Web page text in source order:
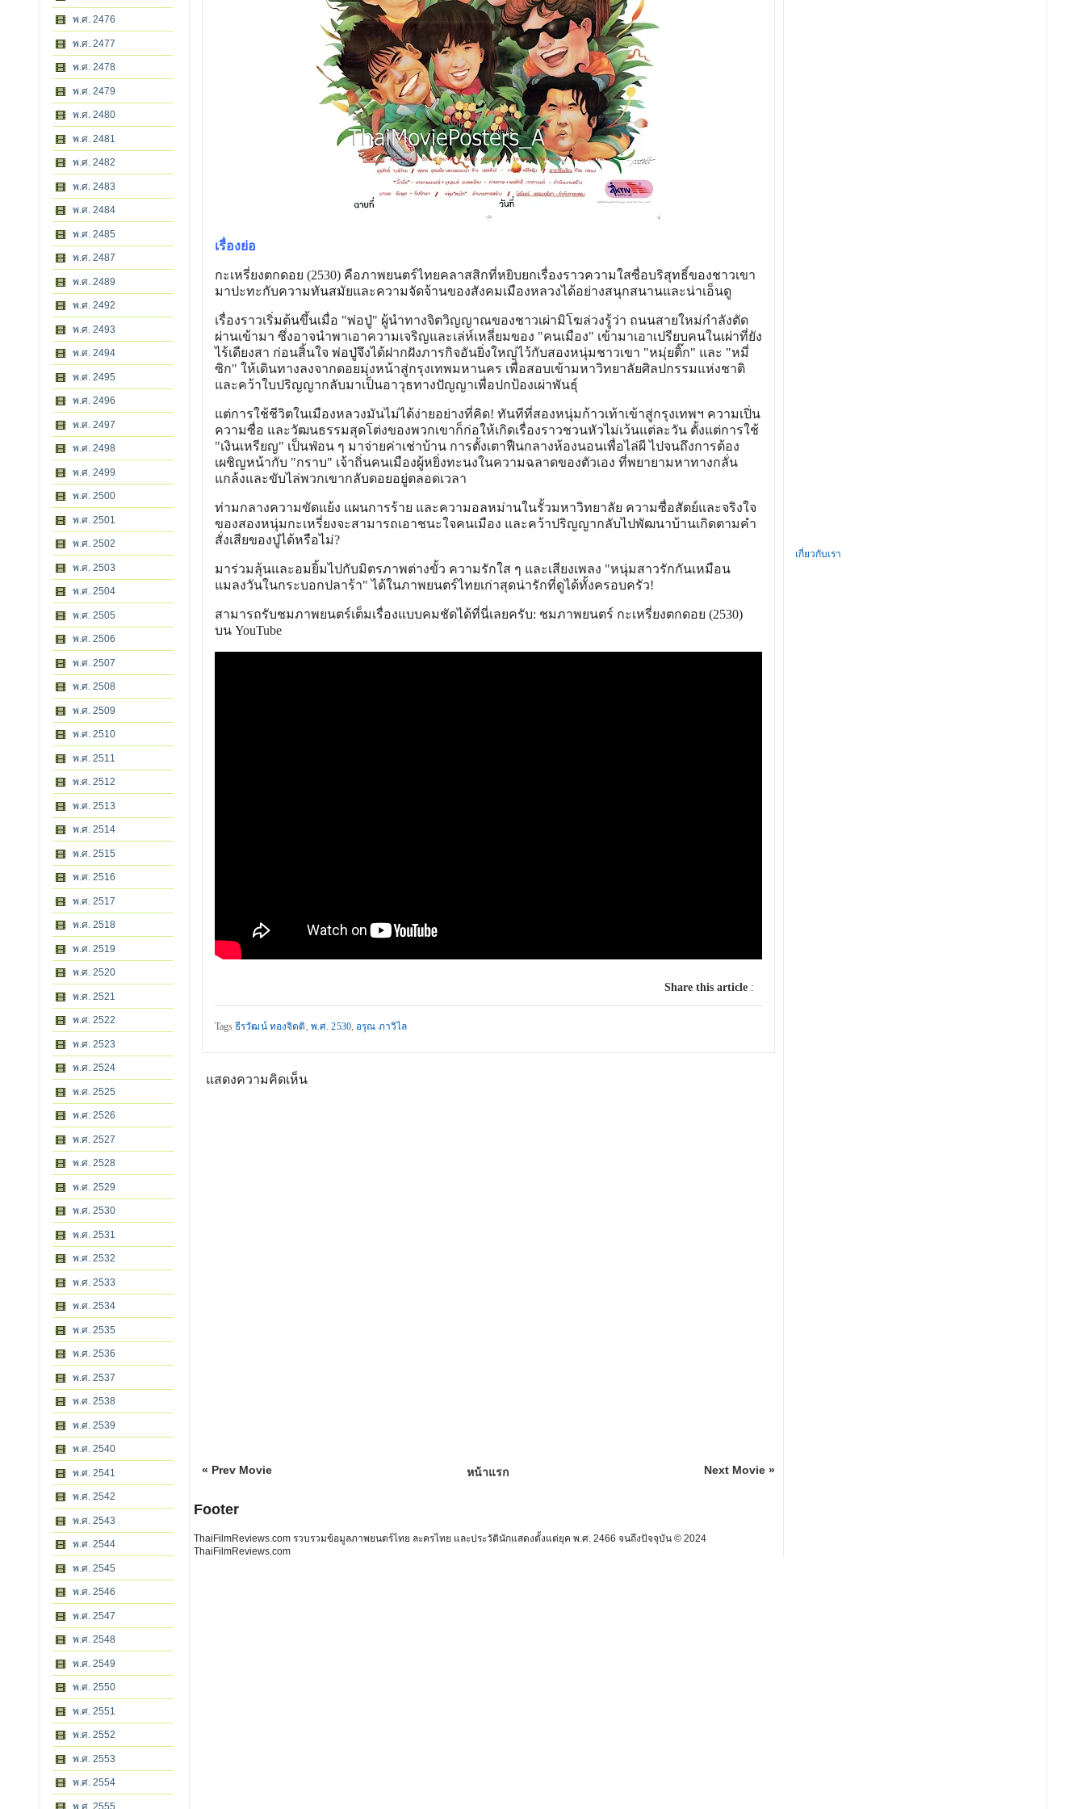
พ.ศ. 2476
พ.ศ. 2477
พ.ศ. 2478
พ.ศ. 2479
พ.ศ. 2480
พ.ศ. 2481
พ.ศ. 2482
พ.ศ. 2483
พ.ศ. 2484
พ.ศ. 2485
พ.ศ. 2487
พ.ศ. 2489
พ.ศ. 2492
พ.ศ. 2493
พ.ศ. 2494
พ.ศ. 2495
พ.ศ. 2496
พ.ศ. 2497
พ.ศ. 2498
พ.ศ. 2499
พ.ศ. 2500
พ.ศ. 2501
พ.ศ. 2502
พ.ศ. 2503
พ.ศ. 2504
พ.ศ. 2505
พ.ศ. 2506
พ.ศ. 2507
พ.ศ. 2508
พ.ศ. 2509
พ.ศ. 2510
พ.ศ. 2511
พ.ศ. 2512
พ.ศ. 2513
พ.ศ. 2514
พ.ศ. 2515
พ.ศ. 2516
พ.ศ. 2517
พ.ศ. 2518
พ.ศ. 2519
พ.ศ. 2520
พ.ศ. 2521
พ.ศ. 2522
พ.ศ. 2523
พ.ศ. 2524
พ.ศ. 2525
พ.ศ. 2526
พ.ศ. 2527
พ.ศ. 2528
พ.ศ. 2529
พ.ศ. 2530
พ.ศ. 2531
พ.ศ. 2532
พ.ศ. 2533
พ.ศ. 2534
พ.ศ. 2535
พ.ศ. 2536
พ.ศ. 2537
พ.ศ. 2538
พ.ศ. 2539
พ.ศ. 2540
พ.ศ. 2541
พ.ศ. 2542
พ.ศ. 2543
พ.ศ. 2544
พ.ศ. 2545
พ.ศ. 2546
พ.ศ. 2547
พ.ศ. 2548
พ.ศ. 2549
พ.ศ. 2550
พ.ศ. 2551
พ.ศ. 2552
พ.ศ. 2553
พ.ศ. 2554
พ.ศ. 2555
เรื่องย่อ
กะเหรี่ยงตกดอย (2530) คือภาพยนตร์ไทยคลาสสิกที่หยิบยกเรื่องราวความใสซื่อบริสุทธิ์ของชาวเขา
มาปะทะกับความทันสมัยและความจัดจ้านของสังคมเมืองหลวงได้อย่างสนุกสนานและน่าเอ็นดู
เรื่องราวเริ่มต้นขึ้นเมื่อ "พ่อปู่" ผู้นำทางจิตวิญญาณของชาวเผ่ามิโฆล่วงรู้ว่า ถนนสายใหม่กำลังตัด
ผ่านเข้ามา ซึ่งอาจนำพาเอาความเจริญและเล่ห์เหลี่ยมของ "คนเมือง" เข้ามาเอาเปรียบคนในเผ่าที่ยัง
ไร้เดียงสา ก่อนสิ้นใจ พ่อปู่จึงได้ฝากฝังภารกิจอันยิ่งใหญ่ไว้กับสองหนุ่มชาวเขา "หมุ่ยติ๊ก" และ "หมี่
ซิก" ให้เดินทางลงจากดอยมุ่งหน้าสู่กรุงเทพมหานคร เพื่อสอบเข้ามหาวิทยาลัยศิลปกรรมแห่งชาติ
และคว้าใบปริญญากลับมาเป็นอาวุธทางปัญญาเพื่อปกป้องเผ่าพันธุ์
แต่การใช้ชีวิตในเมืองหลวงมันไม่ได้ง่ายอย่างที่คิด! ทันทีที่สองหนุ่มก้าวเท้าเข้าสู่กรุงเทพฯ ความเปิ่น
ความซื่อ และวัฒนธรรมสุดโต่งของพวกเขาก็ก่อให้เกิดเรื่องราวชวนหัวไม่เว้นแต่ละวัน ตั้งแต่การใช้
"เงินเหรียญ" เป็นฟ่อน ๆ มาจ่ายค่าเช่าบ้าน การตั้งเตาฟืนกลางห้องนอนเพื่อไล่ผี ไปจนถึงการต้อง
เผชิญหน้ากับ "กราบ" เจ้าถิ่นคนเมืองผู้หยิ่งทะนงในความฉลาดของตัวเอง ที่พยายามหาทางกลั่น
แกล้งและขับไล่พวกเขากลับดอยอยู่ตลอดเวลา
ท่ามกลางความขัดแย้ง แผนการร้าย และความอลหม่านในรั้วมหาวิทยาลัย ความซื่อสัตย์และจริงใจ
ของสองหนุ่มกะเหรี่ยงจะสามารถเอาชนะใจคนเมือง และคว้าปริญญากลับไปพัฒนาบ้านเกิดตามคำ
สั่งเสียของปู่ได้หรือไม่?
มาร่วมลุ้นและอมยิ้มไปกับมิตรภาพต่างขั้ว ความรักใส ๆ และเสียงเพลง "หนุ่มสาวรักกันเหมือน
แมลงวันในกระบอกปลาร้า" ได้ในภาพยนตร์ไทยเก่าสุดน่ารักที่ดูได้ทั้งครอบครัว!
สามารถรับชมภาพยนตร์เต็มเรื่องแบบคมชัดได้ที่นี่เลยครับ: ชมภาพยนตร์ กะเหรี่ยงตกดอย (2530)
บน YouTube
Share this article:
Tagsธีรวัฒน์ ทองจิตติ พ.ศ. 2530, อรุณ ภาวิไล
แสดงความคิดเห็น
« Prev Movie Next Movie »
หน้าแรก
Footer
ThaiFilmReviews.com รวบรวมข้อมูลภาพยนตร์ไทย ละครไทย และประวัตินักแสดงตั้งแต่ยุค พ.ศ. 2466 จนถึงปัจจุบัน © 2024
ThaiFilmReviews.com
เกี่ยวกับเรา